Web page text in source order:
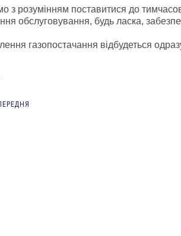
з розумінням поставитися до
обслуговування, будь ласка,
газопостачання відбудеться